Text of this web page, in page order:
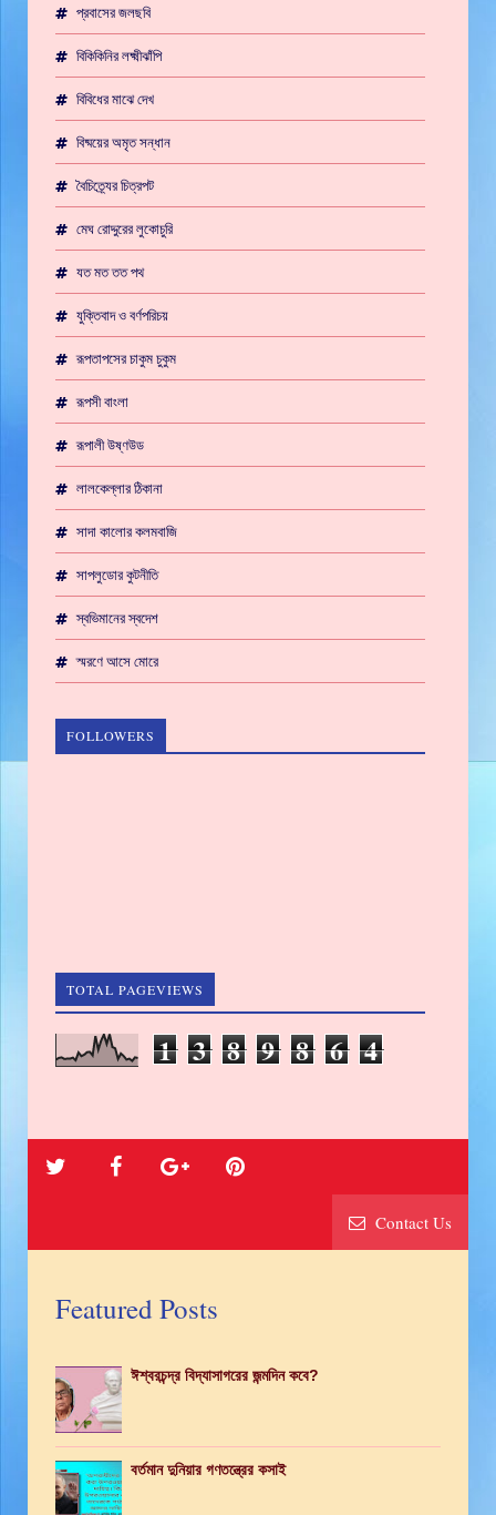
প্রবাসের জলছবি
বিকিকিনির লক্ষ্মীঝাঁপি
বিবিধের মাঝে দেখ
বিষ্ময়ের অমৃত সন্ধান
বৈচিত্র্যের চিত্রপট
মেঘ রোদ্দুরের লুকোচুরি
যত মত তত পথ
যুক্তিবাদ ও বর্ণপরিচয়
রূপতাপসের চাকুম চুকুম
রূপসী বাংলা
রূপালী উষ্ণউড
লালকেল্লার ঠিকানা
সাদা কালোর কলমবাজি
সাপলুডোর কুটনীতি
স্বভিমানের স্বদেশ
স্মরণে আসে মোরে
FOLLOWERS
TOTAL PAGEVIEWS
1 3 8 9 8 6 4
Contact Us
Featured Posts
ঈশ্বরচন্দ্র বিদ্যাসাগরের জন্মদিন কবে?
বর্তমান দুনিয়ার গণতন্ত্রের কসাই